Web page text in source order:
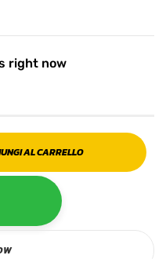
right now
AL CARRELLO